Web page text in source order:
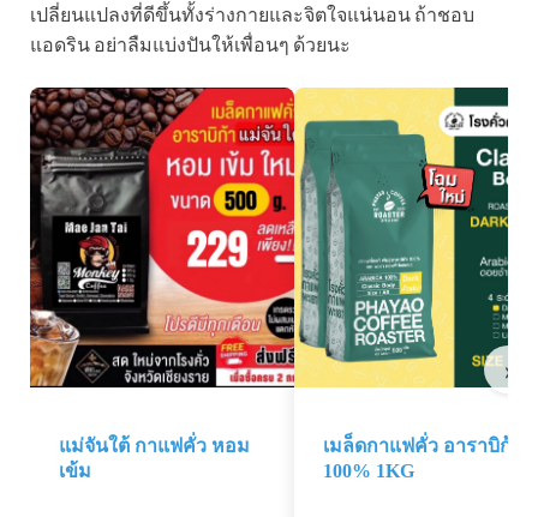
เปลี่ยนแปลงที่ดีขึ้นทั้งร่างกายและจิตใจแน่นอน ถ้าชอบ
แอดริน อย่าลืมแบ่งปันให้เพื่อนๆ ด้วยนะ
›
แม่จันใต้ กาแฟคั่ว หอม
เข้ม
เมล็ดกาแฟคั่ว อาราบิก้า
100% 1KG